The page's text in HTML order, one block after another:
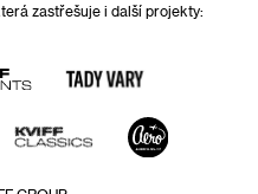
zastřešuje i další projekty: